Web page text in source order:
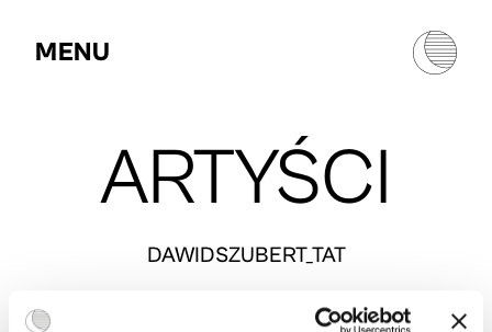
MENU
DAWIDSZUBERT_TAT
ARTYŚCI